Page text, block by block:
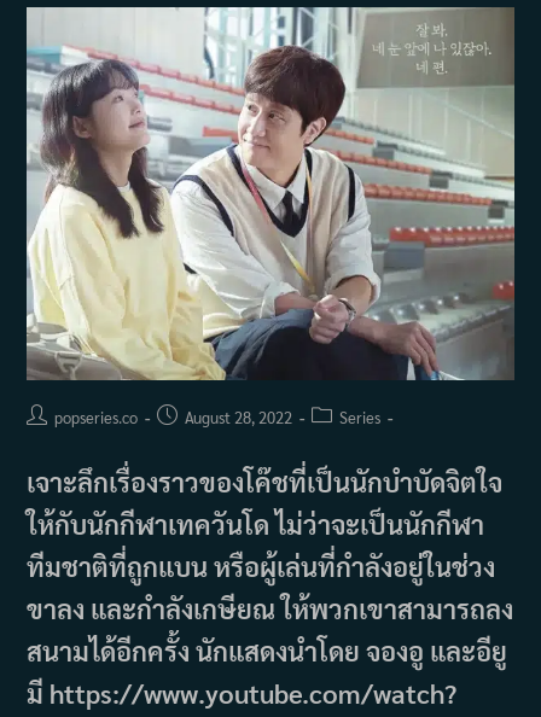
Postpopseries.co
PostAugust 28, 2022
PostSeries
เจาะลึกเรื่องราวของโค๊ชที่เป็นนักบำบัดจิตใจ
ให้กับนักกีฬาเทควันโด ไม่ว่าจะเป็นนักกีฬา
ทีมชาติที่ถูกแบน หรือผู้เล่นที่กำลังอยู่ในช่วง
ขาลง และกำลังเกษียณ ให้พวกเขาสามารถลง
สนามได้อีกครั้ง นักแสดงนำโดย จองอู และอียู
มี https://www.youtube.com/watch?